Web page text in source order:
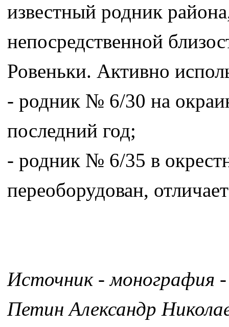
известный родник
непосредственной
Ровеньки. Активно
- родник № 6/30 на
последний год;
- родник № 6/35 в
переоборудован,
Источник - монография -
Петин Александр